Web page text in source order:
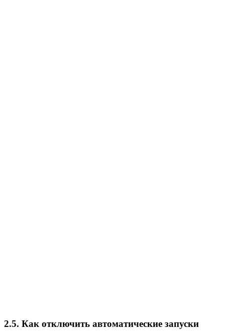
2.5. Как отключить автоматические запуски